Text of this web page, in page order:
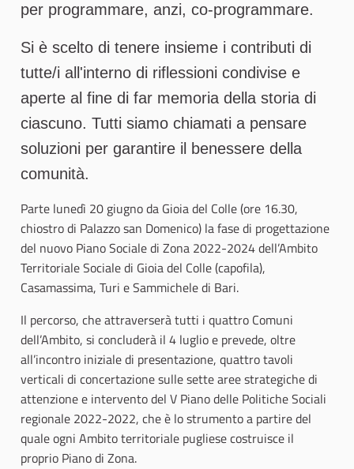
per programmare, anzi, co-programmare.
Si è scelto di tenere insieme i contributi di
tutte/i all'interno di riflessioni condivise e
aperte al fine di far memoria della storia di
ciascuno. Tutti siamo chiamati a pensare
soluzioni per garantire il benessere della
comunità.
Parte lunedì 20 giugno da Gioia del Colle (ore 16.30,
chiostro di Palazzo san Domenico) la fase di progettazione
del nuovo Piano Sociale di Zona 2022-2024 dell’Ambito
Territoriale Sociale di Gioia del Colle (capofila),
Casamassima, Turi e Sammichele di Bari.
Il percorso, che attraverserà tutti i quattro Comuni
dell’Ambito, si concluderà il 4 luglio e prevede, oltre
all’incontro iniziale di presentazione, quattro tavoli
verticali di concertazione sulle sette aree strategiche di
attenzione e intervento del V Piano delle Politiche Sociali
regionale 2022-2022, che è lo strumento a partire del
quale ogni Ambito territoriale pugliese costruisce il
proprio Piano di Zona.